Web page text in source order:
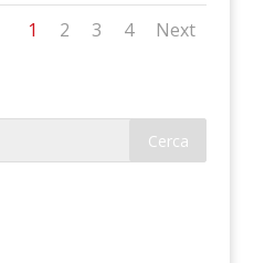
1 2 3 4 Next